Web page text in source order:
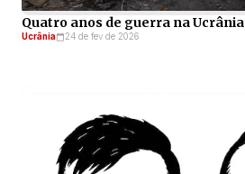
Quatro anos de guerra na Ucrânia
Ucrânia 24 de fev de 2026